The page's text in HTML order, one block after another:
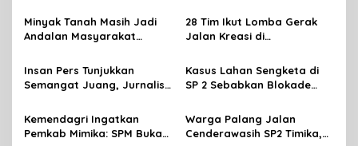
p
o
s
2026
Minyak Tanah Masih Jadi
Andalan Masyarakat
Penambahan Kuota
28 Tim Ikut Lomba Gerak
Jalan Kreasi di
Insan Pers Tunjukkan
Semangat Juang, Jurnalis
Meriahkan Lomba Gerak
Jalan Kreasi HUT ke-81 RI
Kasus Lahan Sengketa di
SP 2 Sebabkan Blokade
Dewan
Kemendagri Ingatkan
Pemkab Mimika: SPM Bukan
Warga Palang Jalan
Cenderawasih SP2 Timika,